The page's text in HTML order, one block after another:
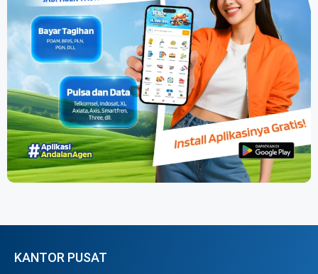
KANTOR PUSAT